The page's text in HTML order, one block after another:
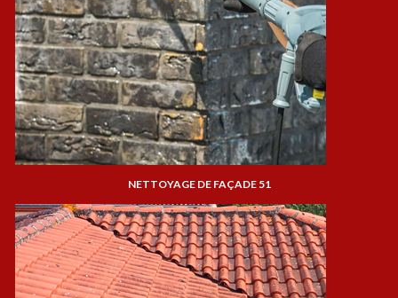
NETTOYAGE DE FAÇADE 51